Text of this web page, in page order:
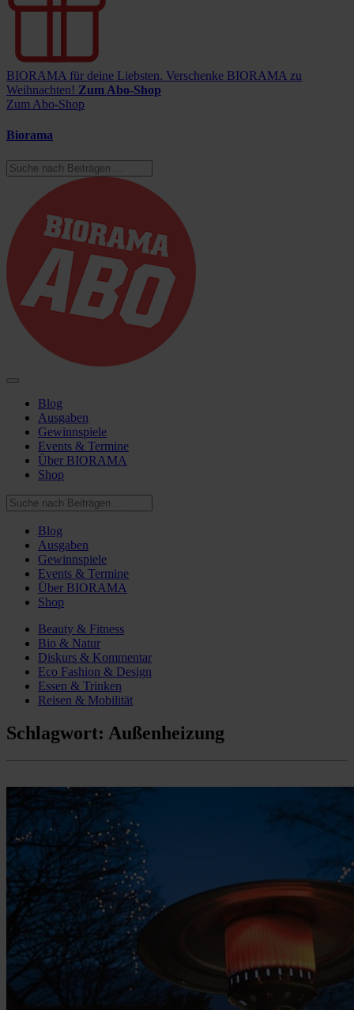
BIORAMA für deine Liebsten. Verschenke BIORAMA zu
Weihnachten! Zum Abo-Shop
Zum Abo-Shop
Biorama
Blog
Ausgaben
Gewinnspiele
Events & Termine
Über BIORAMA
Shop
Blog
Ausgaben
Gewinnspiele
Events & Termine
Über BIORAMA
Shop
Beauty & Fitness
Bio & Natur
Diskurs & Kommentar
Eco Fashion & Design
Essen & Trinken
Reisen & Mobilität
Schlagwort: Außenheizung